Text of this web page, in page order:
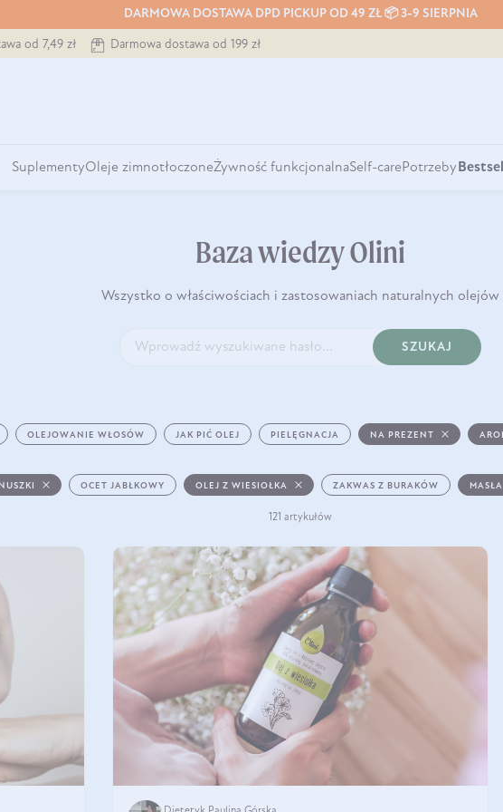
DARMOWA DOSTAWA DPD PICKUP OD 49 ZŁ 📦 3-9 SIERPNIA
od 7,49 zł Darmowa dostawa od 199 zł
SuplementyOleje zimnotłoczoneŻywność funkcjonalnaSelf-carePotrzeby
Baza wiedzy Olini
Wszystko o właściwościach i zastosowaniach naturalnych olejów
SZUKAJ
OLEJOWANIE WŁOSÓW JAK PIĆ OLEJ PIELĘGNACJA NA PREZENT
OCET JABŁKOWY OLEJ Z WIESIOŁKA ZAKWAS Z BURAKÓW
121 artykułów